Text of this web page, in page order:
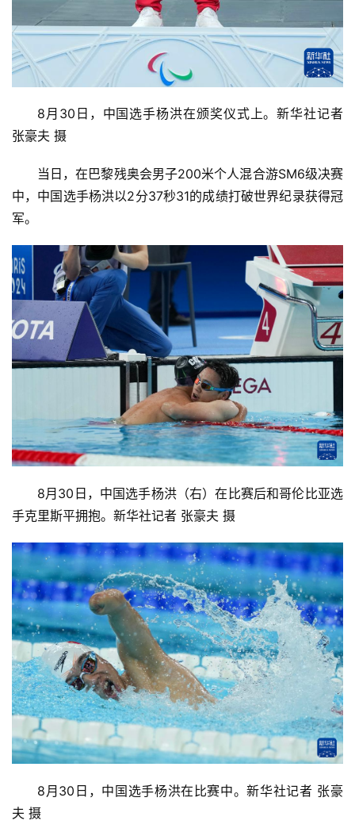
8月30日，中国选手杨洪在颁奖仪式上。新华社记者
张豪夫 摄
当日，在巴黎残奥会男子200米个人混合游SM6级决赛
中，中国选手杨洪以2分37秒31的成绩打破世界纪录获得冠
军。
8月30日，中国选手杨洪（右）在比赛后和哥伦比亚选
手克里斯平拥抱。新华社记者 张豪夫 摄
8月30日，中国选手杨洪在比赛中。新华社记者 张豪
夫 摄